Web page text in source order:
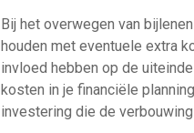
Bij het overwegen van
houden met eventuele extra
invloed hebben op de
kosten in je financiële
investering die de